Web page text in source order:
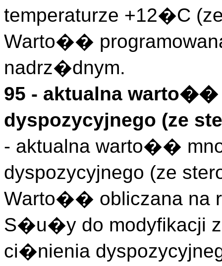
temperaturze +12�C
Warto��
nadrz�dnym.
95 - aktualna
dyspozycyjnego (ze
- aktualna warto��
dyspozycyjnego (ze
Warto�� obliczana na
S�u�y do modyfikacji
ci�nienia